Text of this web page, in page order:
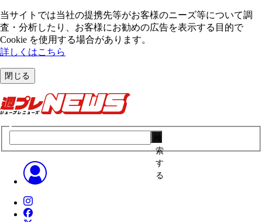
当サイトでは当社の提携先等がお客様のニーズ等について調
査・分析したり、お客様にお勧めの広告を表⽰する⽬的で
Cookie を使⽤する場合があります。
詳しくはこちら
閉じる
索
す
る